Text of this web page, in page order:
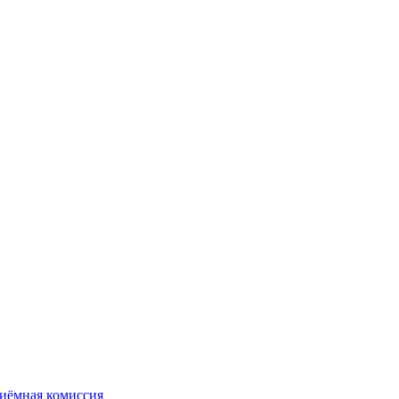
комиссия